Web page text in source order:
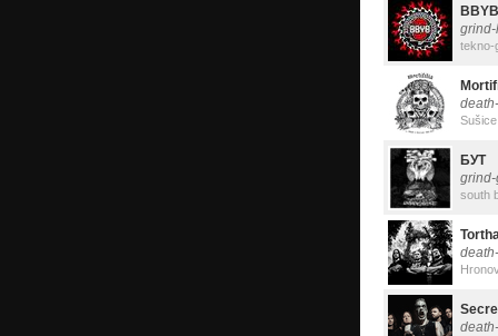
BBYB
tekno-
Sušice
БУТ
south